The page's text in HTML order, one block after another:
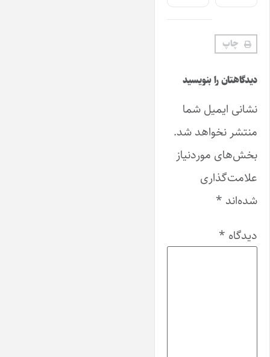
چاپ
دیدگاهتان را بنویسید
نشانی ایمیل شما
منتشر نخواهد شد.
بخش‌های موردنیاز
علامت‌گذاری
شده‌اند *
دیدگاه *